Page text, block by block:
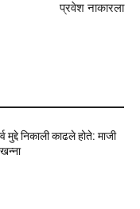
प्रवेश नाकारला
मुद्दे निकाली काढले होते: माजी